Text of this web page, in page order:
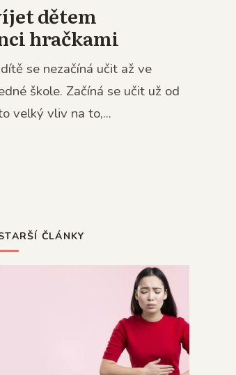
dětem
hračkami
se nezačíná učit až ve
škole. Začíná se učit už od
velký vliv na to,...
ČLÁNKY